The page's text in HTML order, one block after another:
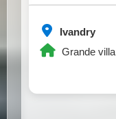
Ivandry
Grande